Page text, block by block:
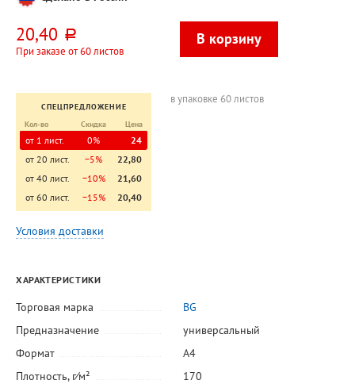
20,40 руб.
При заказе от 60 листов
СПЕЦПРЕДЛОЖЕНИЕ
Кол-во
Скидка Цена
от 1 лист. 0%
24
от 20 лист.
−5%
22,80
от 40 лист.
−10%
21,60
от 60 лист.
−15% 20,40
в упаковке 60 листов
Условия доставки
ХАРАКТЕРИСТИКИ
Торговая марка
BG
Предназначение
универсальный
Формат
А4
Плотность, г⁄м²
170